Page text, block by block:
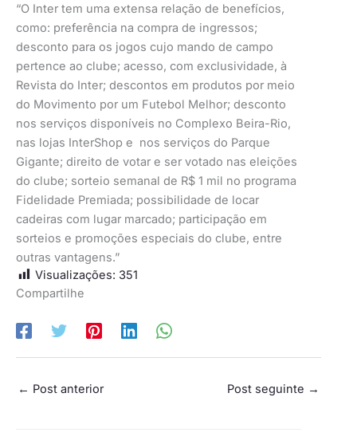
“O Inter tem uma extensa relação de benefícios,
como: preferência na compra de ingressos;
desconto para os jogos cujo mando de campo
pertence ao clube; acesso, com exclusividade, à
Revista do Inter; descontos em produtos por meio
do Movimento por um Futebol Melhor; desconto
nos serviços disponíveis no Complexo Beira-Rio,
nas lojas InterShop e nos serviços do Parque
Gigante; direito de votar e ser votado nas eleições
do clube; sorteio semanal de R$ 1 mil no programa
Fidelidade Premiada; possibilidade de locar
cadeiras com lugar marcado; participação em
sorteios e promoções especiais do clube, entre
outras vantagens.”
Visualizações: 351
Compartilhe
← Post anterior Post seguinte →